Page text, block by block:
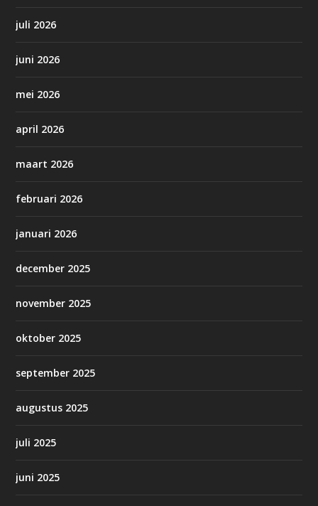
juli 2026
juni 2026
mei 2026
april 2026
maart 2026
februari 2026
januari 2026
december 2025
november 2025
oktober 2025
september 2025
augustus 2025
juli 2025
juni 2025